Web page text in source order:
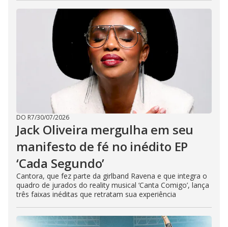
DO R7/30/07/2026
Jack Oliveira mergulha em seu
manifesto de fé no inédito EP
‘Cada Segundo’
Cantora, que fez parte da girlband Ravena e que integra o
quadro de jurados do reality musical ‘Canta Comigo’, lança
três faixas inéditas que retratam sua experiência